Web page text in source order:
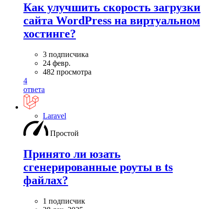
Как улучшить скорость загрузки
сайта WordPress на виртуальном
хостинге?
3 подписчика
24 февр.
482 просмотра
4
ответа
Laravel
Простой
Принято ли юзать
сгенерированные роуты в ts
файлах?
1 подписчик